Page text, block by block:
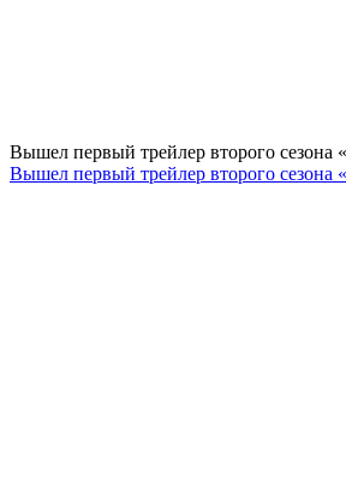
Вышел первый трейлер второго сезона
Вышел первый трейлер второго сезона